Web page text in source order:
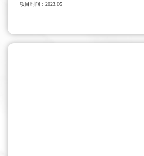
项目时间： 2023.05